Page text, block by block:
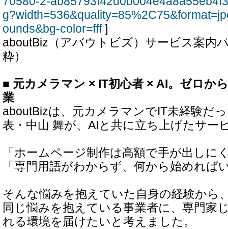
ounds&bg-color=fff]
aboutBiz（アバウトビズ）サービス案内
粋）
■ 元カメラマン × IT初心者 × AI。ゼロか
業
aboutBizは、元カメラマンでIT未経験だ
表・中山 舞が、AIと共に立ち上げたサー
「ホームページ制作は高額で手が出しに
「専門用語がわからず、何から始めれば
そんな悩みを抱えていた自身の経験から
同じ悩みを抱えている事業者に、専門家
れる環境を届けたいと考えました。